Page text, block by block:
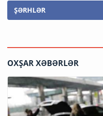
ŞƏRHLƏR
OXŞAR XƏBƏRLƏR